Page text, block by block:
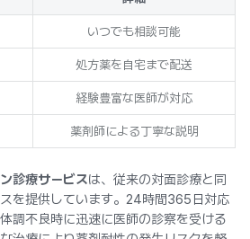
いつでも相談可能
処方薬を自宅まで配送
経験豊富な医師が対応
薬剤師による丁寧な説明
診療サービスは、従来の対面診療と同
を提供しています。24時間365日対応
調不良時に迅速に医師の診察を受ける